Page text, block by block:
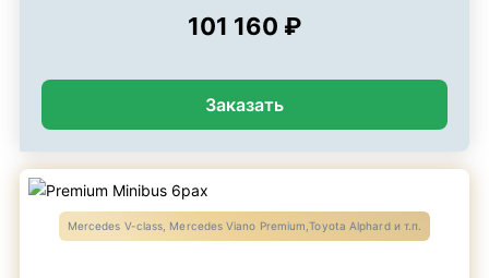
101 160 ₽
Заказать
Mercedes V-class, Mercedes Viano Premium,Toyota Alphard и т.п.